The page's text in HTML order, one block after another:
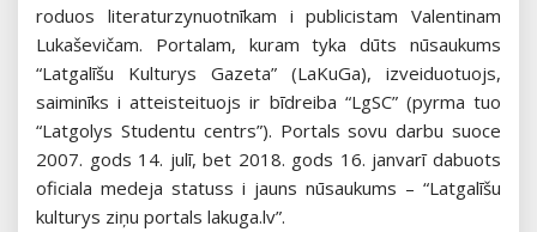
roduos literaturzynuotnīkam i publicistam Valentinam
Lukaševičam. Portalam, kuram tyka dūts nūsaukums
“Latgalīšu Kulturys Gazeta” (LaKuGa), izveiduotuojs,
saiminīks i atteisteituojs ir bīdreiba “LgSC” (pyrma tuo
“Latgolys Studentu centrs”). Portals sovu darbu suoce
2007. gods 14. julī, bet 2018. gods 16. janvarī dabuots
oficiala medeja statuss i jauns nūsaukums – “Latgalīšu
kulturys ziņu portals lakuga.lv”.